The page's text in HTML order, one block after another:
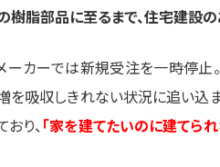
樹脂部品に至るまで、住宅建設
カーでは新規受注を一時停止
を吸収しきれない状況に追い込
り、「家を建てたいのに建てられ